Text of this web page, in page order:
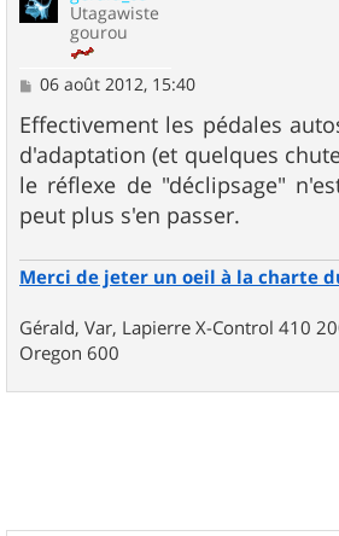
Utagawiste
gourou
M
s
s
a
g
e
06 août 2012, 15:40
Effectivement les pédales
d'adaptation (et quelques
le réflexe de "déclipsage"
peut plus s'en passer.
Merci de jeter un oeil à la charte
Gérald, Var, Lapierre X-Control 410
Oregon 600